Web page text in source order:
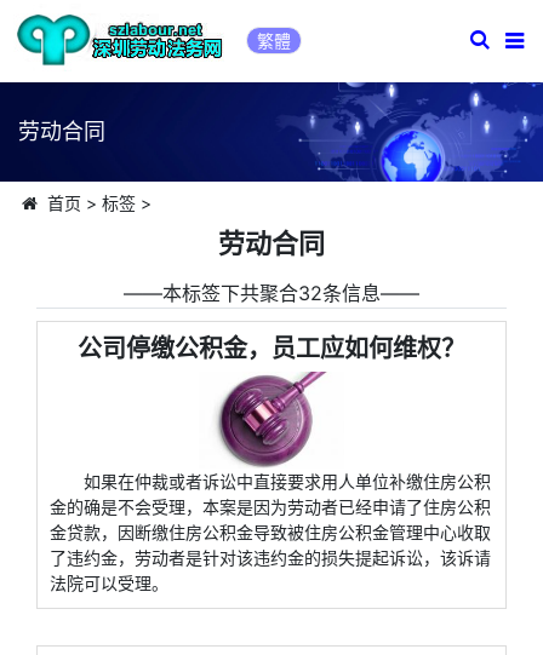
繁體
劳动合同
首页 > 标签>
劳动合同
――本标签下共聚合32条信息――
公司停缴公积金，员工应如何维权？
如果在仲裁或者诉讼中直接要求用人单位补缴住房公积
金的确是不会受理，本案是因为劳动者已经申请了住房公积
金贷款，因断缴住房公积金导致被住房公积金管理中心收取
了违约金，劳动者是针对该违约金的损失提起诉讼，该诉请
法院可以受理。